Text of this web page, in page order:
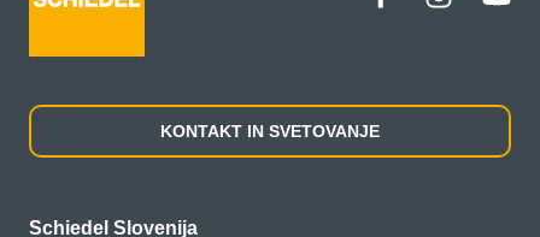
KONTAKT IN SVETOVANJE
Schiedel Slovenija